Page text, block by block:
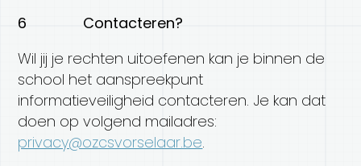
6 Contacteren?
Wil jij je rechten uitoefenen kan je binnen de
school het aanspreekpunt
informatieveiligheid contacteren. Je kan dat
doen op volgend mailadres:
privacy@ozcsvorselaar.be.